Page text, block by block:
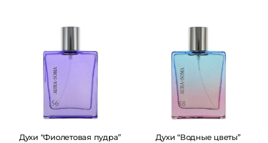
Духи “Фиолетовая пудра” Духи “Водные цветы”